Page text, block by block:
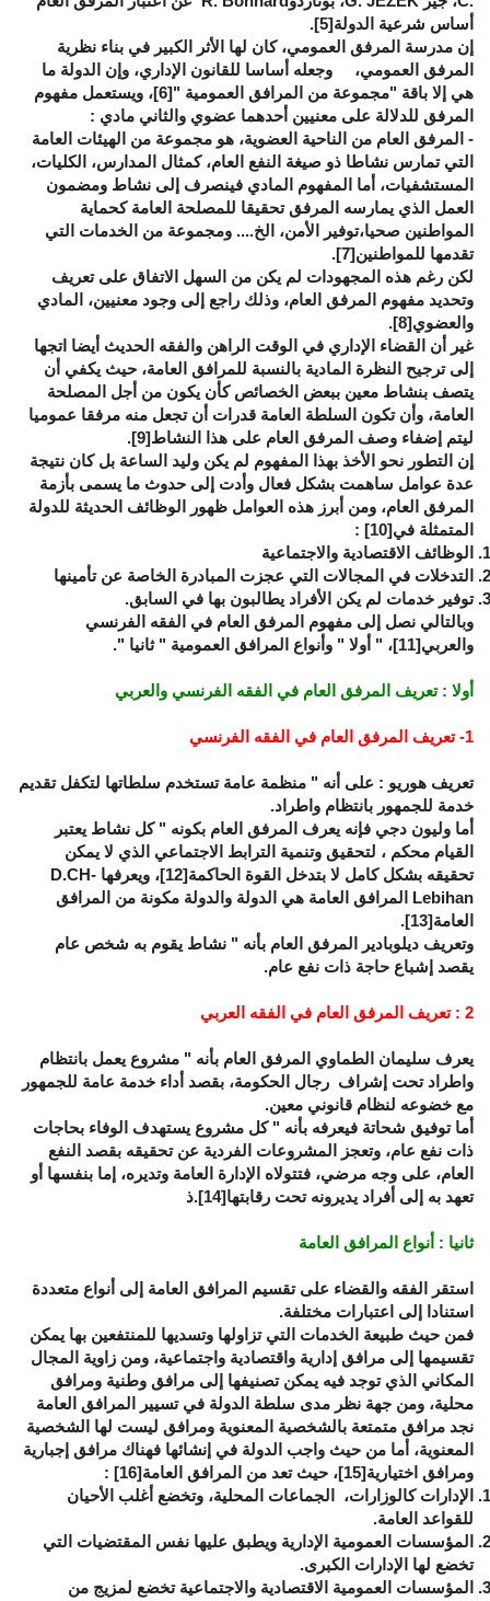
أساس شرعية الدولة[5]
.
إن مدرسة المرفق العمومي، كان لها الأثر الكبير في بناء نظرية
المرفق العمومي، وجعله أساسا للقانون الإداري، وإن الدولة ما
هي إلا باقة "مجموعة من المرافق العمومية "[6]، ويستعمل مفهوم
المرفق للدلالة على معنيين أحدهما عضوي والثاني مادي :
- المرفق العام من الناحية العضوية، هو مجموعة من الهيئات العامة
التي تمارس نشاطا ذو صيغة النفع العام، كمثال المدارس، الكليات،
المستشفيات، أما المفهوم المادي فينصرف إلى نشاط ومضمون
العمل الذي يمارسه المرفق تحقيقا للمصلحة العامة كحماية
المواطنين صحيا،توفير الأمن، الخ.... ومجموعة من الخدمات التي
تقدمها للمواطنين[7]
.
لكن رغم هذه المجهودات لم يكن من السهل الاتفاق على تعريف
وتحديد مفهوم المرفق العام، وذلك راجع إلى وجود معنيين، المادي
والعضوي[8]
.
غير أن القضاء الإداري في الوقت الراهن والفقه الحديث أيضا اتجها
إلى ترجيح النظرة المادية بالنسبة للمرافق العامة، حيث يكفي أن
يتصف بنشاط معين ببعض الخصائص كأن يكون من أجل المصلحة
العامة، وأن تكون السلطة العامة قدرات أن تجعل منه مرفقا عموميا
ليتم إضفاء وصف المرفق العام على هذا النشاط[9]
.
إن التطور نحو الأخذ بهذا المفهوم لم يكن وليد الساعة بل كان نتيجة
عدة عوامل ساهمت بشكل فعال وأدت إلى حدوث ما يسمى بأزمة
المرفق العام، ومن أبرز هذه العوامل ظهور الوظائف الحديثة للدولة
المتمثلة في[10]
:
الوظائف الاقتصادية والاجتماعية
التدخلات في المجالات التي عجزت المبادرة الخاصة عن تأمينها
توفير خدمات لم يكن الأفراد يطالبون بها في السابق.
وبالتالي نصل إلى مفهوم المرفق العام في الفقه الفرنسي
والعربي[11]، " أولا " وأنواع المرافق العمومية " ثانيا ".
أولا : تعريف المرفق العام في الفقه الفرنسي والعربي
1- تعريف المرفق العام في الفقه الفرنسي
تعريف هوريو : على أنه " منظمة عامة تستخدم سلطاتها لتكفل تقديم
خدمة للجمهور بانتظام واطراد.
أما وليون دجي فإنه يعرف المرفق العام بكونه " كل نشاط يعتبر
القيام محكم ، لتحقيق وتنمية الترابط الاجتماعي الذي لا يمكن
تحقيقه بشكل كامل لا بتدخل القوة الحاكمة[12]، ويعرفها D.CH-
Lebihan المرافق العامة هي الدولة والدولة مكونة من المرافق
العامة[13]
.
وتعريف ديلوبادير المرفق العام بأنه " نشاط يقوم به شخص عام
يقصد إشباع حاجة ذات نفع عام.
2 : تعريف المرفق العام في الفقه العربي
يعرف سليمان الطماوي المرفق العام بأنه " مشروع يعمل بانتظام
واطراد تحت إشراف رجال الحكومة، بقصد أداء خدمة عامة للجمهور
مع خضوعه لنظام قانوني معين.
أما توفيق شحاتة فيعرفه بأنه " كل مشروع يستهدف الوفاء بحاجات
ذات نفع عام، وتعجز المشروعات الفردية عن تحقيقه بقصد النفع
العام، على وجه مرضي، فتتولاه الإدارة العامة وتديره، إما بنفسها أو
تعهد به إلى أفراد يديرونه تحت رقابتها[14].ذ
ثانيا : أنواع المرافق العامة
استقر الفقه والقضاء على تقسيم المرافق العامة إلى أنواع متعددة
استنادا إلى اعتبارات مختلفة.
فمن حيث طبيعة الخدمات التي تزاولها وتسديها للمنتفعين بها يمكن
تقسيمها إلى مرافق إدارية واقتصادية واجتماعية، ومن زاوية المجال
المكاني الذي توجد فيه يمكن تصنيفها إلى مرافق وطنية ومرافق
محلية، ومن جهة نظر مدى سلطة الدولة في تسيير المرافق العامة
نجد مرافق متمتعة بالشخصية المعنوية ومرافق ليست لها الشخصية
المعنوية، أما من حيث واجب الدولة في إنشائها فهناك مرافق إجبارية
ومرافق اختيارية[15]، حيث تعد من المرافق العامة[16]
:
الإدارات كالوزارات، الجماعات المحلية، وتخضع أغلب الأحيان
للقواعد العامة.
المؤسسات العمومية الإدارية ويطبق عليها نفس المقتضيات التي
تخضع لها الإدارات الكبرى.
المؤسسات العمومية الاقتصادية والاجتماعية تخضع لمزيج من